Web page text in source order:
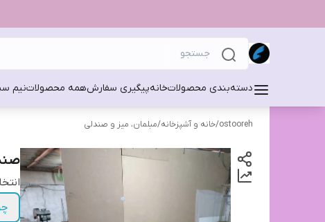
دسته‌بندی محصولاتخانهپیگیری سفارشهمه محصولاتنیم
ostooreh
/خانه و آشپزخانه/مبلمان، میز و صندلی